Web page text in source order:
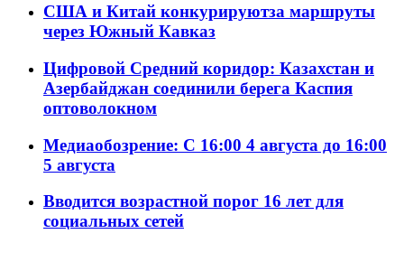
США и Китай конкурируютза маршруты
через Южный Кавказ
Цифровой Средний коридор: Казахстан и
Азербайджан соединили берега Каспия
оптоволокном
Медиаобозрение: С 16:00 4 августа до 16:00
5 августа
Вводится возрастной порог 16 лет для
социальных сетей